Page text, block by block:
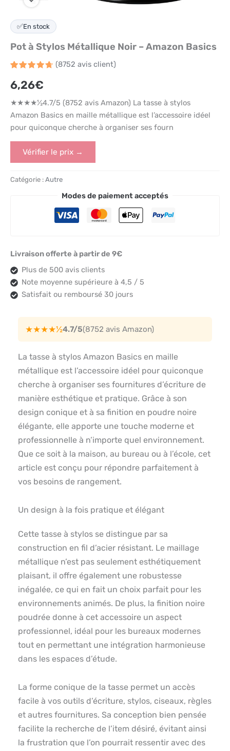
✅En stock
Pot à Stylos Métallique Noir – Amazon Basics
sur 5
basé
notations
client
(8752 avis client)
6,26€
★★★★½4.7/5 (8752 avis Amazon) La tasse à stylos
Amazon Basics en maille métallique est l’accessoire idéel
pour quiconque cherche à organiser ses fourn
Vérifier le prix →
Catégorie : Autre
Modes de paiement acceptés
Livraison offerte à partir de 9€
Plus de 500 avis clients
Note moyenne supérieure à 4,5 / 5
Satisfait ou remboursé 30 jours
★★★★½4.7/5(8752 avis Amazon)
La tasse à stylos Amazon Basics en maille
métallique est l’accessoire idéel pour quiconque
cherche à organiser ses fournitures d’écriture de
manière esthétique et pratique. Grâce à son
design conique et à sa finition en poudre noire
élégante, elle apporte une touche moderne et
professionnelle à n’importe quel environnement.
Que ce soit à la maison, au bureau ou à l’école, cet
article est conçu pour répondre parfaitement à
vos besoins de rangement.
Un design à la fois pratique et élégant
Cette tasse à stylos se distingue par sa
construction en fil d’acier résistant. Le maillage
métallique n’est pas seulement esthétiquement
plaisant, il offre également une robustesse
inégalée, ce qui en fait un choix parfait pour les
environnements animés. De plus, la finition noire
poudrée donne à cet accessoire un aspect
professionnel, idéal pour les bureaux modernes
tout en permettant une intégration harmonieuse
dans les espaces d’étude.
La forme conique de la tasse permet un accès
facile à vos outils d’écriture, stylos, ciseaux, règles
et autres fournitures. Sa conception bien pensée
facilite la recherche de l’item désiré, évitant ainsi
la frustration que l’on pourrait ressentir avec des